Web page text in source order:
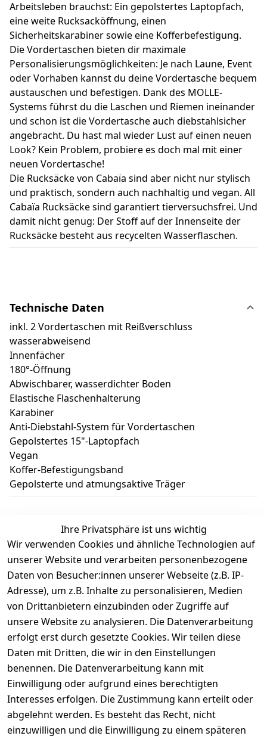
Arbeitsleben brauchst: Ein gepolstertes Laptopfach,
eine weite Rucksacköffnung, einen
Sicherheitskarabiner sowie eine Kofferbefestigung.
Die Vordertaschen bieten dir maximale
Personalisierungsmöglichkeiten: Je nach Laune, Event
oder Vorhaben kannst du deine Vordertasche bequem
austauschen und befestigen. Dank des MOLLE-
Systems führst du die Laschen und Riemen ineinander
und schon ist die Vordertasche auch diebstahlsicher
angebracht. Du hast mal wieder Lust auf einen neuen
Look? Kein Problem, probiere es doch mal mit einer
neuen Vordertasche!
Die Rucksäcke von Cabaïa sind aber nicht nur stylisch
und praktisch, sondern auch nachhaltig und vegan. All
Cabaïa Rucksäcke sind garantiert tierversuchsfrei. Und
damit nicht genug: Der Stoff auf der Innenseite der
Rucksäcke besteht aus recycelten Wasserflaschen.
Technische Daten
inkl. 2 Vordertaschen mit Reißverschluss
wasserabweisend
Innenfächer
180°-Öffnung
Abwischbarer, wasserdichter Boden
Elastische Flaschenhalterung
Karabiner
Anti-Diebstahl-System für Vordertaschen
Gepolstertes 15"-Laptopfach
Vegan
Koffer-Befestigungsband
Gepolsterte und atmungsaktive Träger
Kundenbewertungen
Durchschnittliche Bewertung
0
Basierend auf 0 Bewertung(en)
Bewertung abgeben
5
( 0 )
4
( 0 )
3
( 0 )
2
( 0 )
1
( 0 )
Ihre Privatsphäre ist uns wichtig
Wir verwenden Cookies und ähnliche Technologien auf
unserer Website und verarbeiten personenbezogene
Daten von Besucher:innen unserer Webseite (z.B. IP-
Adresse), um z.B. Inhalte zu personalisieren, Medien
von Drittanbietern einzubinden oder Zugriffe auf
unsere Website zu analysieren. Die Datenverarbeitung
erfolgt erst durch gesetzte Cookies. Wir teilen diese
Daten mit Dritten, die wir in den Einstellungen
benennen. Die Datenverarbeitung kann mit
Einwilligung oder aufgrund eines berechtigten
Interesses erfolgen. Die Zustimmung kann erteilt oder
abgelehnt werden. Es besteht das Recht, nicht
einzuwilligen und die Einwilligung zu einem späteren